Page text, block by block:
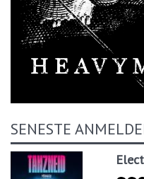
SENESTE